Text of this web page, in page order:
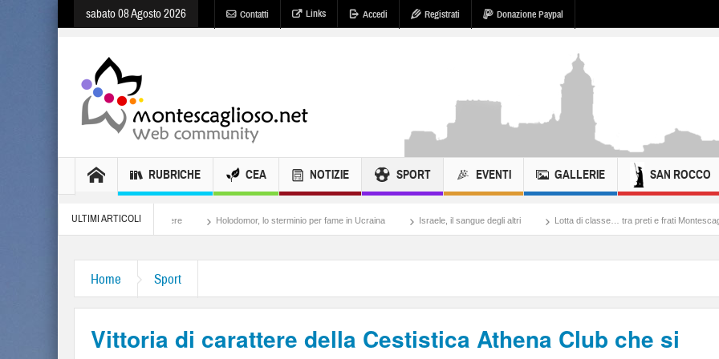
sabato 08 Agosto 2026 Contatti Links Accedi Registrati Donazione Paypal
RUBRICHE CEA NOTIZIE SPORT EVENTI GALLERIE SAN ROCCO
ULTIMI ARTICOLI
Meloni, il lamento al potere Holodomor, lo sterminio per fame in Ucraina Israele, il sangue degli altri Lotta di classe… tra preti e frati Montescaglioso
Home Sport
Vittoria di carattere della Cestistica Athena Club che si